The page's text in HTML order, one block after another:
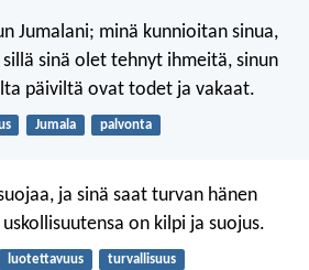
Jumalani; minä kunnioitan sinua,
sillä sinä olet tehnyt ihmeitä, sinun
päiviltä ovat todet ja vakaat.
Jumala palvonta
ja sinä saat turvan hänen
on kilpi ja suojus.
luotettavuus turvallisuus